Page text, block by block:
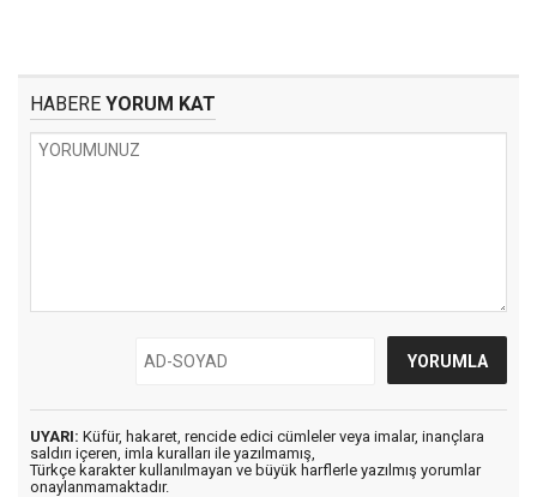
HABERE YORUM KAT
UYARI: Küfür, hakaret, rencide edici cümleler veya imalar, inançlara
saldırı içeren, imla kuralları ile yazılmamış,
Türkçe karakter kullanılmayan ve büyük harflerle yazılmış yorumlar
onaylanmamaktadır.